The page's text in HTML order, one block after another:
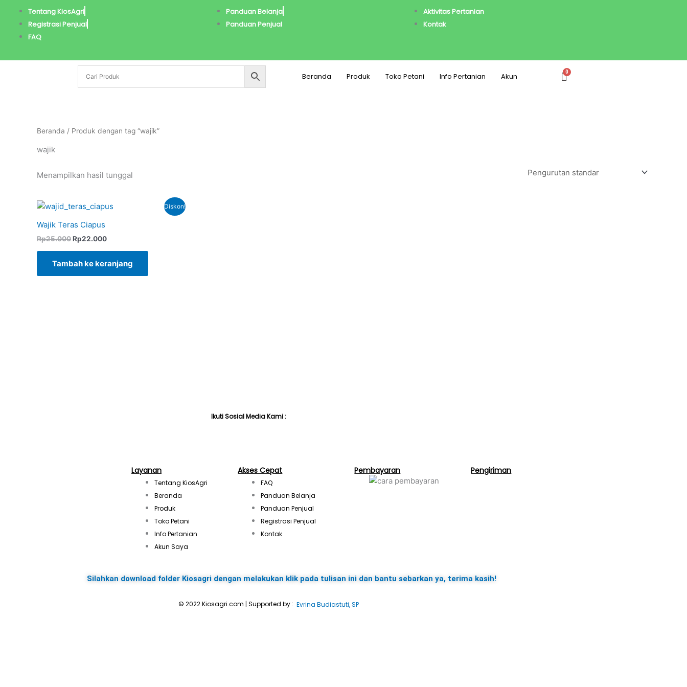
Tentang KiosAgri
Registrasi Penjual
FAQ
Panduan Belanja
Panduan Penjual
Aktivitas Pertanian
Kontak
Beranda Produk Toko Petani Info Pertanian Akun
Beranda / Produk dengan tag “wajik”
wajik
Menampilkan hasil tunggal
Diskon!
Wajik Teras Ciapus
Rp25.000
Harga
aslinya
adalah:
Rp25.000.
Rp22.000
Harga
Rp22.000.
Tambah ke keranjang
Ikuti Sosial Media Kami :
t
a
r
a
Layanan
Tentang KiosAgri
Beranda
Produk
Toko Petani
Info Pertanian
Akun Saya
Akses Cepat
FAQ
Panduan Belanja
Panduan Penjual
Registrasi Penjual
Kontak
Pembayaran Pengiriman
Silahkan download folder Kiosagri dengan melakukan klik pada tulisan ini dan bantu sebarkan ya, terima kasih!
© 2022 Kiosagri.com | Supported by : Evrina Budiastuti, SP